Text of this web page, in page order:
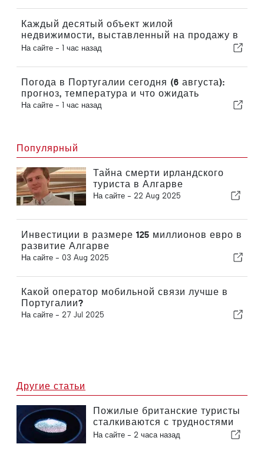
Чемпионата мира по футболу
2030 года в связи с кризисом
вокруг Сеуты
Каждый десятый объект жилой
недвижимости, выставленный на продажу в
Португалии, продается менее чем за неделю
На сайте - 1 час назад
Погода в Португалии сегодня (6 августа):
прогноз, температура и что ожидать
На сайте - 1 час назад
Популярный
Тайна смерти ирландского
туриста в Алгарве
На сайте - 22 Aug 2025
Инвестиции в размере 125 миллионов евро в
развитие Алгарве
На сайте - 03 Aug 2025
Какой оператор мобильной связи лучше в
Португалии?
На сайте - 27 Jul 2025
Другие статьи
Пожилые британские туристы
сталкиваются с трудностями
в связи с введением в
На сайте - 2 часа назад